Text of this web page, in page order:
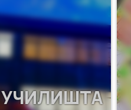
УЧИЛИШТА